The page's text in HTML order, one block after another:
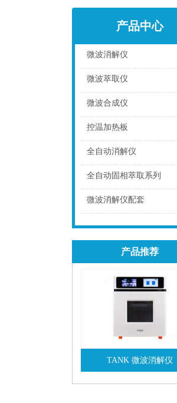
产品中心
微波消解仪
微波萃取仪
微波合成仪
控温加热板
全自动消解仪
点击
全自动固相萃取系列
微波消解仪配套
产品推荐
TANK 微波消解仪
查看详情